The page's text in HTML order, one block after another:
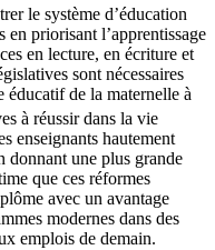
le système d’éducation
en priorisant l’apprentissage
en lecture, en écriture et
sont nécessaires
de la maternelle à
à réussir dans la vie
enseignants hautement
donnant une plus grande
que ces réformes
avec un avantage
modernes dans des
emplois de demain.